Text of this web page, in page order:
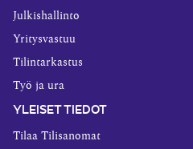
Julkishallinto
Yritysvastuu
Tilintarkastus
Työ ja ura
YLEISET TIEDOT
Tilaa Tilisanomat